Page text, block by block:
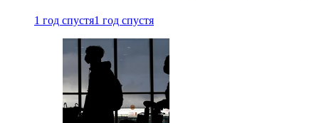
1 год спустя1 год спустя